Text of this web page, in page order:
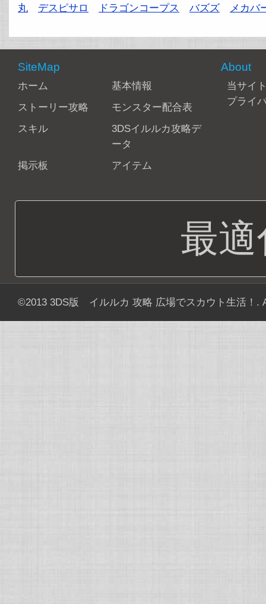
丸
デスピサロ ドラゴンコープス バズズ メカバ
SiteMap
ホーム
基本情報
ストーリー攻略
モンスター配合表
スキル
3DSイルルカ攻略デ
ータ
掲示板
アイテム
About
当サイ
プライ
最
©2013 3DS版 イルルカ 攻略 広場でスカウト生活！ .